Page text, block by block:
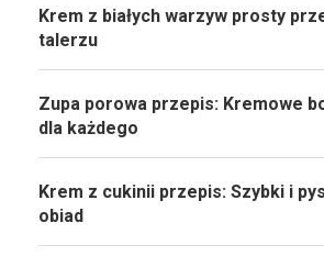
Krem z białych warzyw prosty
talerzu
Zupa porowa przepis: Kremowe
dla każdego
Krem z cukinii przepis: Szybki i
obiad